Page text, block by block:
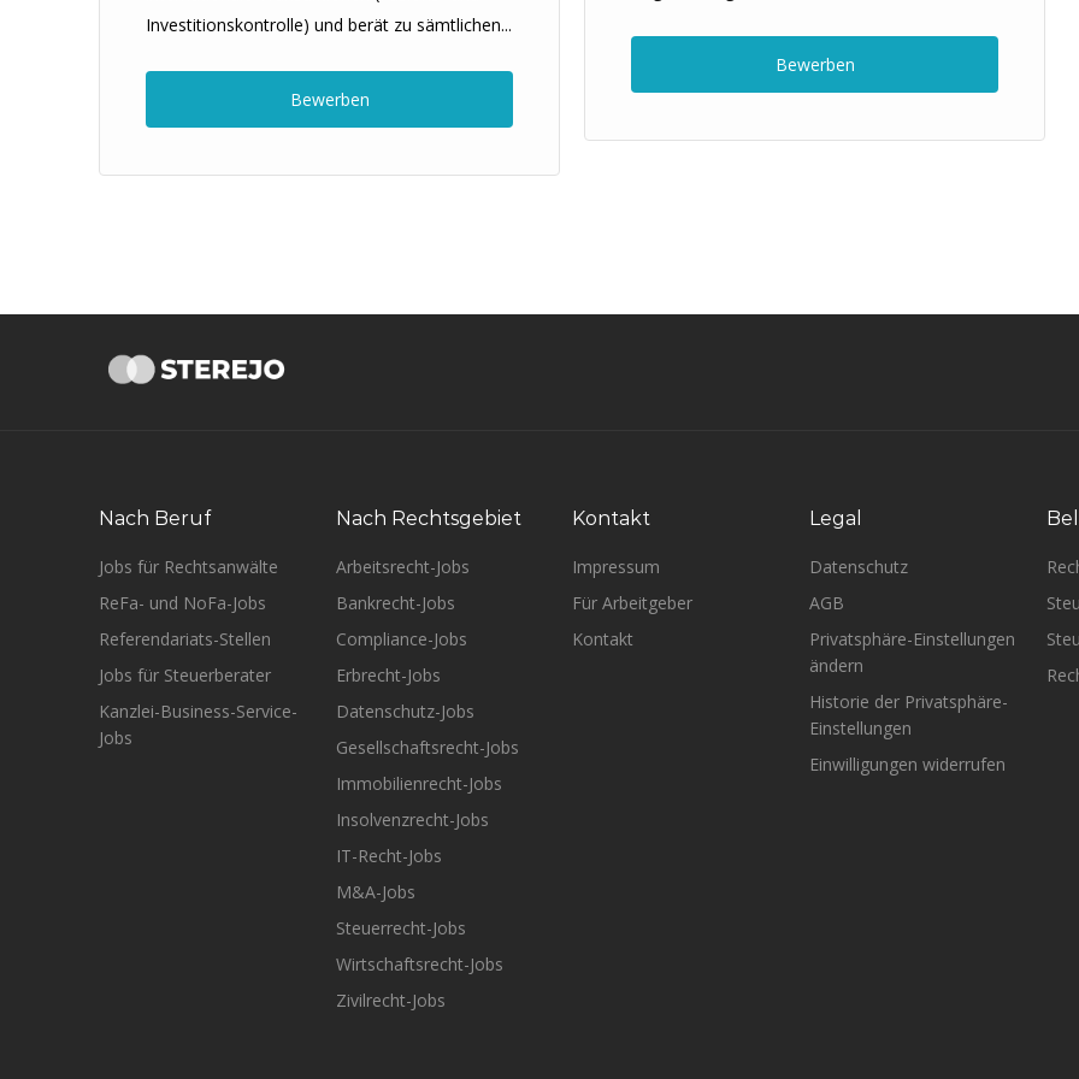
Investitionskontrolle) und berät zu sämtlichen...
Bewerben
Bewerben
Nach Beruf
Jobs für Rechtsanwälte
ReFa- und NoFa-Jobs
Referendariats-Stellen
Jobs für Steuerberater
Kanzlei-Business-Service-
Jobs
Nach Rechtsgebiet
Arbeitsrecht-Jobs
Bankrecht-Jobs
Compliance-Jobs
Erbrecht-Jobs
Datenschutz-Jobs
Gesellschaftsrecht-Jobs
Immobilienrecht-Jobs
Insolvenzrecht-Jobs
IT-Recht-Jobs
M&A-Jobs
Steuerrecht-Jobs
Wirtschaftsrecht-Jobs
Zivilrecht-Jobs
Kontakt
Impressum
Für Arbeitgeber
Kontakt
Legal
Datenschutz
AGB
Privatsphäre-Einstellungen
ändern
Historie der Privatsphäre-
Einstellungen
Einwilligungen widerrufen